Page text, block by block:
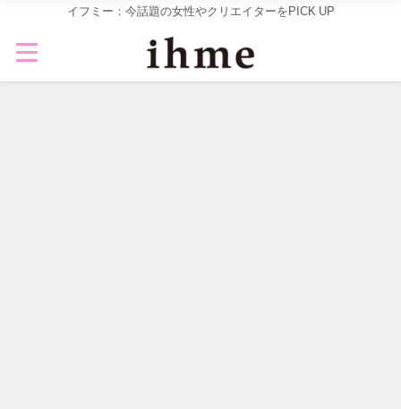
イフミー：今話題の女性やクリエイターをPICK UP